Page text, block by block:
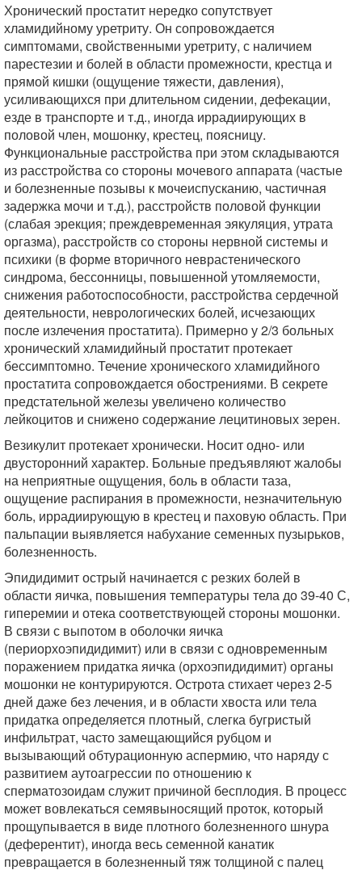
Хронический простатит нередко сопутствует
хламидийному уретриту. Он сопровождается
симптомами, свойственными уретриту, с наличием
парестезии и болей в области промежности, крестца и
прямой кишки (ощущение тяжести, давления),
усиливающихся при длительном сидении, дефекации,
езде в транспорте и т.д., иногда иррадиирующих в
половой член, мошонку, крестец, поясницу.
Функциональные расстройства при этом складываются
из расстройства со стороны мочевого аппарата (частые
и болезненные позывы к мочеиспусканию, частичная
задержка мочи и т.д.), расстройств половой функции
(слабая эрекция; преждевременная эякуляция, утрата
оргазма), расстройств со стороны нервной системы и
психики (в форме вторичного неврастенического
синдрома, бессонницы, повышенной утомляемости,
снижения работоспособности, расстройства сердечной
деятельности, неврологических болей, исчезающих
после излечения простатита). Примерно у 2/3 больных
хронический хламидийный простатит протекает
бессимптомно. Течение хронического хламидийного
простатита сопровождается обострениями. В секрете
предстательной железы увеличено количество
лейкоцитов и снижено содержание лецитиновых зерен.
Везикулит протекает хронически. Носит одно- или
двусторонний характер. Больные предъявляют жалобы
на неприятные ощущения, боль в области таза,
ощущение распирания в промежности, незначительную
боль, иррадиирующую в крестец и паховую область. При
пальпации выявляется набухание семенных пузырьков,
болезненность.
Эпидидимит острый начинается с резких болей в
области яичка, повышения температуры тела до 39-40 С,
гиперемии и отека соответствующей стороны мошонки.
В связи с выпотом в оболочки яичка
(периорхоэпидидимит) или в связи с одновременным
поражением придатка яичка (орхоэпидидимит) органы
мошонки не контурируются. Острота стихает через 2-5
дней даже без лечения, и в области хвоста или тела
придатка определяется плотный, слегка бугристый
инфильтрат, часто замещающийся рубцом и
вызывающий обтурационную аспермию, что наряду с
развитием аутоагрессии по отношению к
сперматозоидам служит причиной бесплодия. В процесс
может вовлекаться семявыносящий проток, который
прощупывается в виде плотного болезненного шнура
(деферентит), иногда весь семенной канатик
превращается в болезненный тяж толщиной с палец